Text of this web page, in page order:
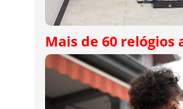
Mais de 60 relógios